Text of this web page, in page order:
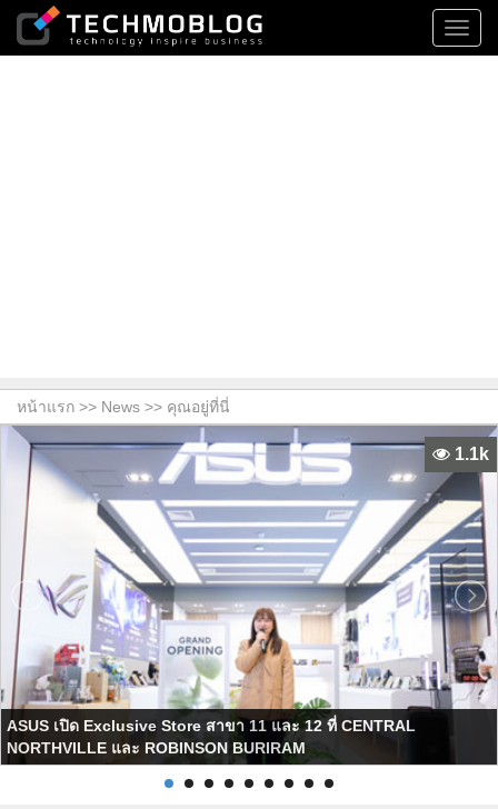
หน้าแรก >> News >> คุณอยู่ที่นี่
ASUS เปิด Exclusive Store สาขา 11 และ 12 ที่ CENTRAL
NORTHVILLE และ ROBINSON BURIRAM
1.1k